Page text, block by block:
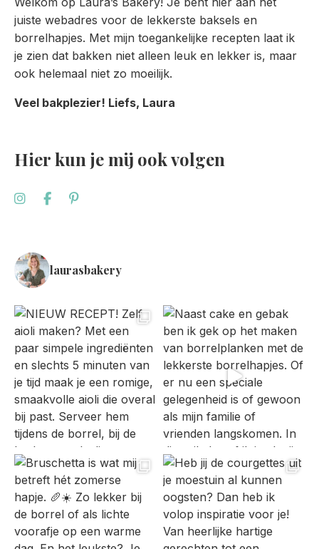
juiste webadres voor de lekkerste baksels en
borrelhapjes. Met mijn toegankelijke recepten laat ik
je zien dat bakken niet alleen leuk en lekker is, maar
ook helemaal niet zo moeilijk.
Veel bakplezier! Liefs, Laura
Hier kun je mij ook volgen
laurasbakery